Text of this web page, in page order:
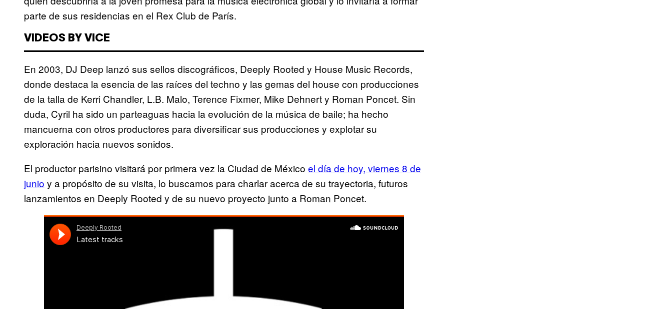
parte de sus residencias en el Rex Club de París.
VIDEOS BY VICE
En 2003, DJ Deep lanzó sus sellos discográficos, Deeply Rooted y House Music Records,
donde destaca la esencia de las raíces del techno y las gemas del house con producciones
de la talla de Kerri Chandler, L.B. Malo, Terence Fixmer, Mike Dehnert y Roman Poncet. Sin
duda, Cyril ha sido un parteaguas hacia la evolución de la música de baile; ha hecho
mancuerna con otros productores para diversificar sus producciones y explotar su
exploración hacia nuevos sonidos.
El productor parisino visitará por primera vez la Ciudad de México el día de hoy, viernes 8 de
junio y a propósito de su visita, lo buscamos para charlar acerca de su trayectoria, futuros
lanzamientos en Deeply Rooted y de su nuevo proyecto junto a Roman Poncet.